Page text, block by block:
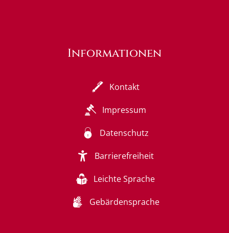
Informationen
Kontakt
Impressum
Datenschutz
Barrierefreiheit
Leichte Sprache
Gebärdensprache